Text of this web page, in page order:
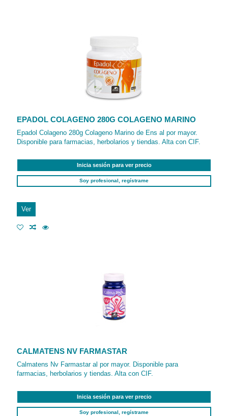
EPADOL COLAGENO 280G COLAGENO MARINO
Epadol Colageno 280g Colageno Marino de Ens al por mayor.
Disponible para farmacias, herbolarios y tiendas. Alta con CIF.
Inicia sesión para ver precio
Soy profesional, regístrame
Ver
CALMATENS NV FARMASTAR
Calmatens Nv Farmastar al por mayor. Disponible para
farmacias, herbolarios y tiendas. Alta con CIF.
Inicia sesión para ver precio
Soy profesional, regístrame